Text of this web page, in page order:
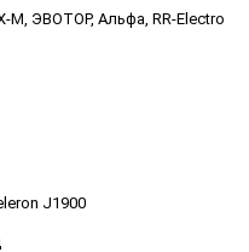
М, ЭВОТОР, Альфа, RR-Electro
J1900